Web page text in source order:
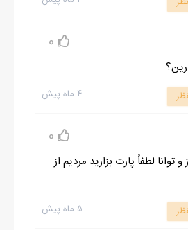
0
۴ ماه پیش
0
توانا لطفاً پارت بزارید مردیم از
۵ ماه پیش